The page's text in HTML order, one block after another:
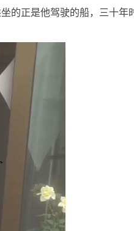
的正是他驾驶的船，三十年